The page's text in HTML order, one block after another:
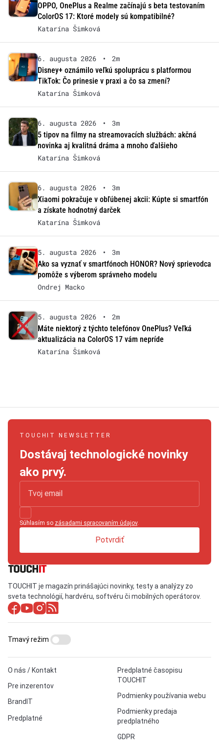
OPPO, OnePlus a Realme začínajú s beta testovaním
ColorOS 17: Ktoré modely sú kompatibilné?
Katarína Šimková
6. augusta 2026 •
2m
Disney+ oznámilo veľkú spoluprácu s platformou
TikTok: Čo prinesie v praxi a čo sa zmení?
Katarína Šimková
6. augusta 2026 •
3m
5 tipov na filmy na streamovacích službách: akčná
novinka aj kvalitná dráma a mnoho ďalšieho
Katarína Šimková
6. augusta 2026 •
3m
Xiaomi pokračuje v obľúbenej akcii: Kúpte si smartfón
a získate hodnotný darček
Katarína Šimková
5. augusta 2026 •
3m
Ako sa vyznať v smartfónoch HONOR? Nový sprievodca
pomôže s výberom správneho modelu
Ondrej Macko
5. augusta 2026 •
2m
Máte niektorý z týchto telefónov OnePlus? Veľká
aktualizácia na ColorOS 17 vám nepríde
Katarína Šimková
TOUCHIT NEWSLETTER
Dostávaj technologické novinky
ako prvý.
Súhlasím so zásadami spracovaním údajov.
Potvrdiť
TOUCHIT je magazín prinášajúci novinky, testy a analýzy zo
sveta technológií, hardvéru, softvéru či mobilných operátorov.
O nás / Kontakt
Pre inzerentov
BrandIT
Predplatné
Predplatné časopisu
TOUCHIT
Podmienky používania webu
Podmienky predaja
predplatného
GDPR
Tmavý režim